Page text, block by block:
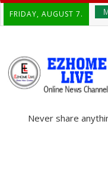
FRIDAY, AUGUST 7.
Never share